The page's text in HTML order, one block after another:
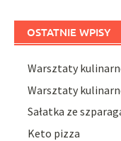
OSTATNIE WPISY
Warsztaty
Warsztaty
Sałatka ze
Keto pizza